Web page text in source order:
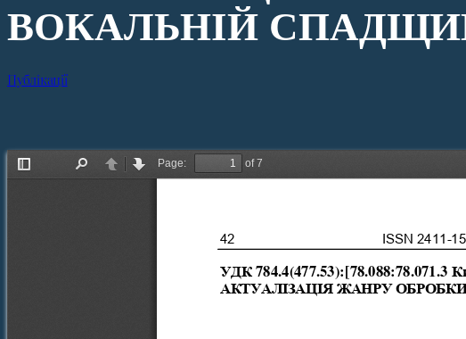
ВОКАЛЬНІЙ
Публікації